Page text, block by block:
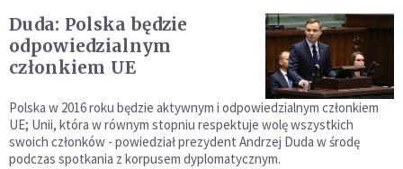
Duda: Polska będzie
odpowiedzialnym
członkiem UE
Polska w 2016 roku będzie aktywnym i odpowiedzialnym członkiem
UE; Unii, która w równym stopniu respektuje wolę wszystkich
swoich członków - powiedział prezydent Andrzej Duda w środę
podczas spotkania z korpusem dyplomatycznym.